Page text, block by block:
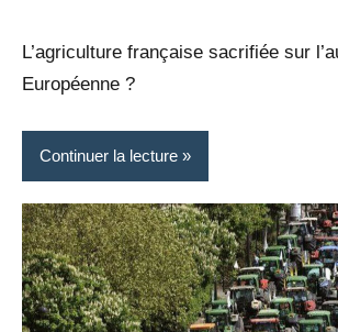
L’agriculture française sacrifiée sur
Européenne ?
Continuer la lecture